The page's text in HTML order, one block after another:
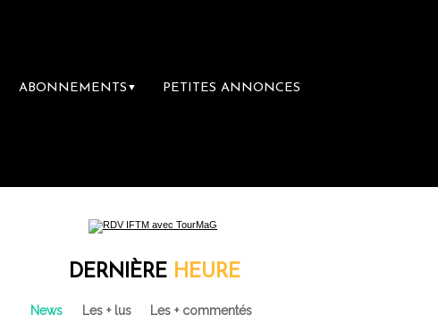
ABONNEMENTS ▼ PETITES ANNONCES
DERNIÈRE HEURE
News Les + lus Les + commentés